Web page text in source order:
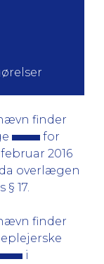
finder
for
februar 2016
, da overlægen
17.
finder
i